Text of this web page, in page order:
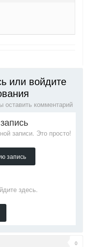
или войдите
комментарий
записи. Это просто!
запись
здесь.
0